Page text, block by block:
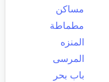
مساكن
مطماطة
المنزه
المرسى
باب بحر